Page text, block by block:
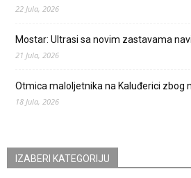
22 Jula, 2026
Mostar: Ultrasi sa novim zastavama
21 Jula, 2026
Otmica maloljetnika na Kaluđerici zbog
18 Jula, 2026
IZABERI KATEGORIJU